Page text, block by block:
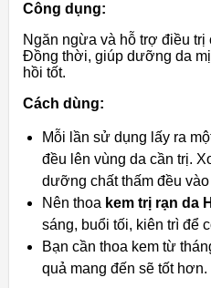
Công dụng:
Ngăn ngừa và hỗ trợ điều trị
Đồng thời, giúp dưỡng da
hồi tốt.
Cách dùng:
Mỗi lần sử dụng lấy ra
đều lên vùng da cần trị.
dưỡng chất thấm đều vào
Nên thoa kem trị rạn da
sáng, buổi tối, kiên trì để
Bạn cần thoa kem từ
quả mang đến sẽ tốt hơn.